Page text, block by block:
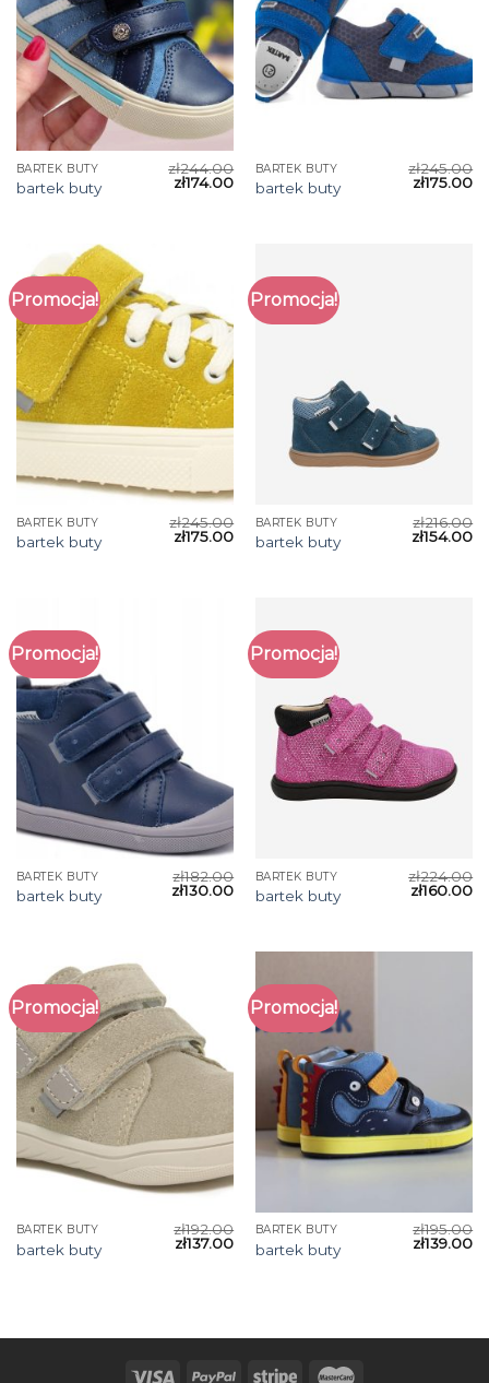
BARTEK BUTY
bartek buty
zł244.00
zł174.00
BARTEK BUTY
bartek buty
zł245.00
zł175.00
Promocja!
BARTEK BUTY
bartek buty
zł245.00
zł175.00
Promocja!
BARTEK BUTY
bartek buty
zł216.00
zł154.00
Promocja!
BARTEK BUTY
bartek buty
zł182.00
zł130.00
Promocja!
BARTEK BUTY
bartek buty
zł224.00
zł160.00
Promocja!
BARTEK BUTY
bartek buty
zł192.00
zł137.00
Promocja!
BARTEK BUTY
bartek buty
zł195.00
zł139.00